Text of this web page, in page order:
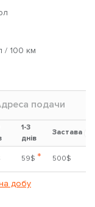
/ 100 км
подачи
1-3
днів
Застава
59$ * 500$
добу